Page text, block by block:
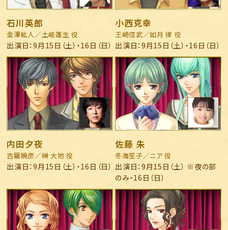
石川英郎
金澤紘人／土岐蓬生 役
出演日：9月15日（土）・16日（日）
小西克幸
王崎信武／如月 律 役
出演日：9月15日（土）・16日（日）
内田夕夜
吉羅暁彦／榊 大地 役
出演日：9月15日（土）・16日（日）
佐藤 朱
冬海笙子／ニア 役
出演日：9月15日（土） ※夜の部
のみ・16日（日）